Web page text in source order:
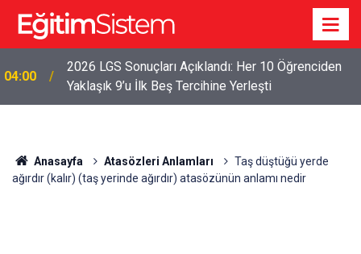
04:00
2026 LGS Sonuçları Açıklandı: Her 10 Öğrenciden
Yaklaşık 9’u İlk Beş Tercihine Yerleşti
Anasayfa Atasözleri Anlamları
Taş düştüğü yerde
ağırdır (kalır) (taş yerinde ağırdır) atasözünün anlamı nedir